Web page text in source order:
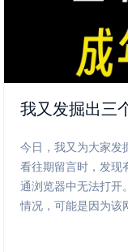
我又发掘出三
今日，我又为大家发
看往期留言时，发现
通浏览器中无法打开
情况，可能是因为该